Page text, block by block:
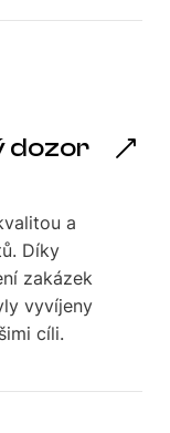
dozor
a
Díky
zakázek
vyvíjeny
cíli.